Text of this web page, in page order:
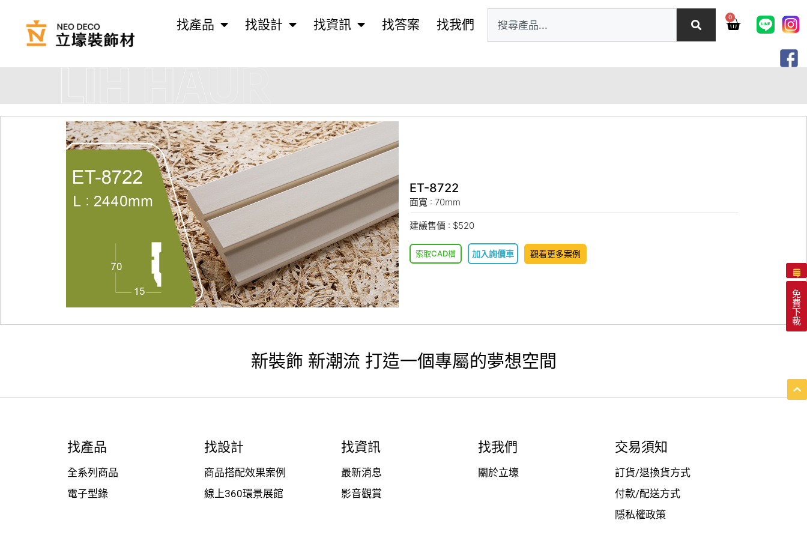
找產品 找設計 找資訊 找答案 找我們 0
ET-8722
面寬 : 70mm
建議售價 : $520
索取CAD檔 加入詢價車 觀看更多案例
免
費
下
載
新裝飾 新潮流 打造一個專屬的夢想空間
找產品
全系列商品
電子型錄
找設計
商品搭配效果案例
線上360環景展館
找資訊
最新消息
影音觀賞
找我們
關於立壕
交易須知
訂貨/退換貨方式
付款/配送方式
隱私權政策